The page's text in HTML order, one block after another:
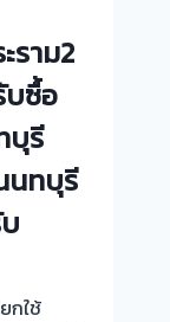
ราม2
บซื้อ
บุรี
นทบุรี
กใช้